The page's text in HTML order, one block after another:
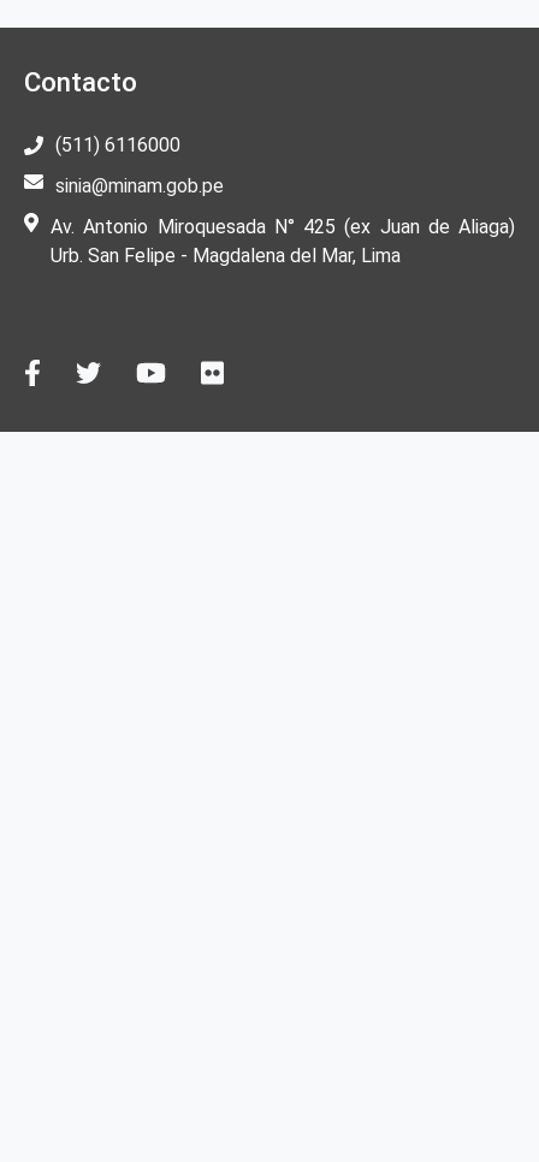
Contacto
(511) 6116000
sinia@minam.gob.pe
Av. Antonio Miroquesada N° 425 (ex Juan de Aliaga)
Urb. San Felipe - Magdalena del Mar, Lima